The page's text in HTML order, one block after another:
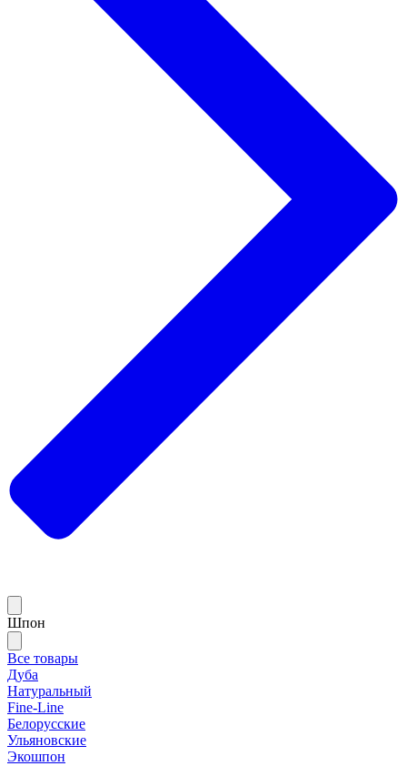
Шпон
Все товары
Дуба
Натуральный
Fine-Line
Белорусские
Ульяновские
Экошпон